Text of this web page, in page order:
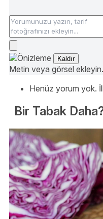
Kaldır
Metin veya görsel
Henüz yorum yok.
Bir Tabak